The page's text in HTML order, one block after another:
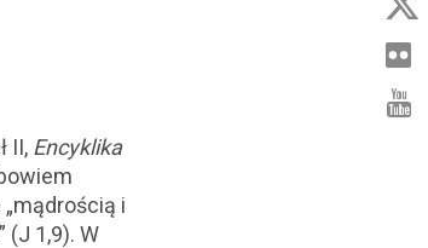
II, Encyklika
i
(J 1,9). W